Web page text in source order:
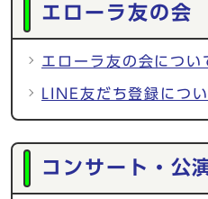
エローラ友の会
エローラ友の会につい
LINE友だち登録につ
コンサート・公